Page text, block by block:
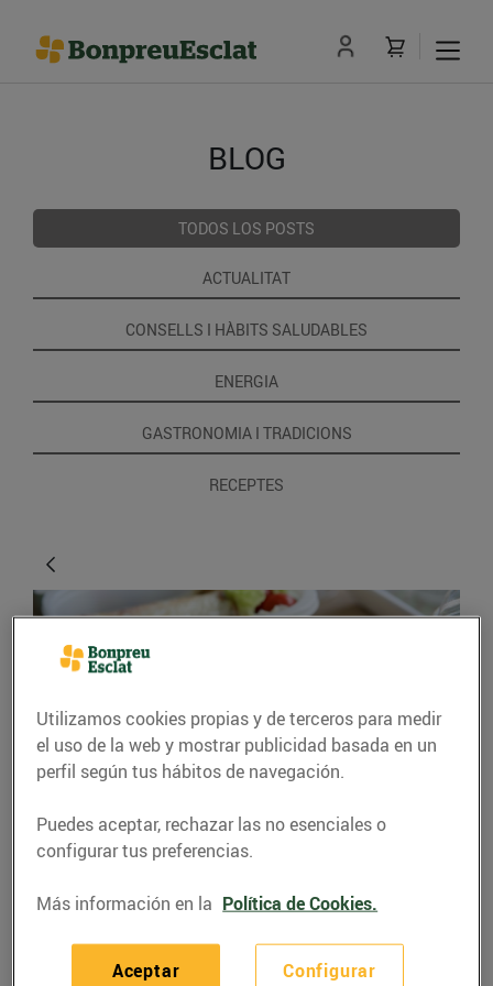
BLOG
TODOS LOS POSTS
ACTUALITAT
CONSELLS I HÀBITS SALUDABLES
ENERGIA
GASTRONOMIA I TRADICIONS
RECEPTES
CONSEJOS Y HÁBITOS SALUDABLES
Et toca dinar fora de
casa?
Utilizamos cookies propias y de terceros para medir
el uso de la web y mostrar publicidad basada en un
perfil según tus hábitos de navegación.
Puedes aceptar, rechazar las no esenciales o
configurar tus preferencias.
Más información en la Política de Cookies.
Configurar
Aceptar